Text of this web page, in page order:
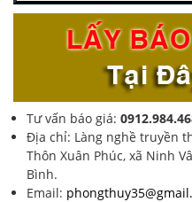
Tư vấn báo giá:
Địa chỉ: Làng nghề truyền
Thôn Xuân Phúc, xã Ninh
Bình.
Email: